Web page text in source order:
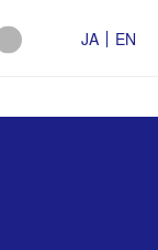
JA EN